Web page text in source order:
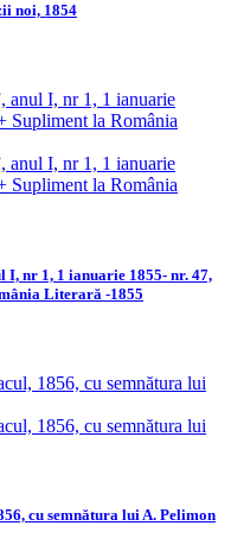
noi, 1854
nr 1, 1 ianuarie 1855- nr. 47,
Literară -1855
cu semnătura lui A. Pelimon